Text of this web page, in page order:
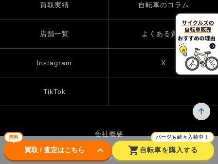
無料
買取 / 査定はこちら keyboard_arrow_down shopping_cart
パーツも続々入荷中！
自転車を購入する
買取実績 自転車のコラム
店舗一覧 よくある質問
Instagram X
TikTok
会社概要
お問い合わせ